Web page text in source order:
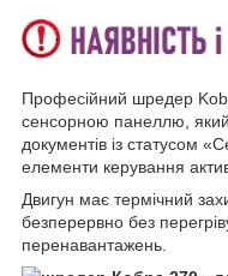
Професійний шредер
сенсорною панеллю,
документів із статусом
елементи керування
Двигун має термічний
безперервно без
перенавантажень.